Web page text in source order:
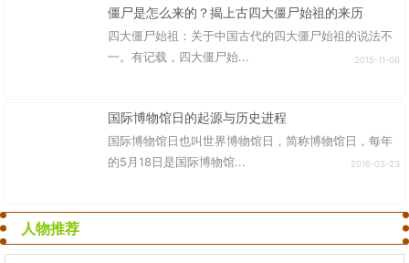
僵尸是怎么来的？揭上古四大僵尸始祖的来历
四大僵尸始祖：关于中国古代的四大僵尸始祖的说法不
一。有记载，四大僵尸始...
2015-11-06
国际博物馆日的起源与历史进程
国际博物馆日也叫世界博物馆日，简称博物馆日，每年
的5月18日是国际博物馆...
2016-03-23
人物推荐